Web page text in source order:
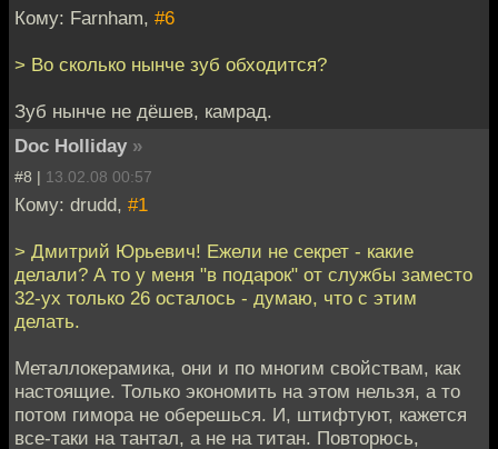
Кому: Farnham, #6
> Во сколько нынче зуб обходится?
Зуб нынче не дёшев, камрад.
Doc Holliday »
#8 | 13.02.08 00:57
Кому: drudd, #1
> Дмитрий Юрьевич! Ежели не секрет - какие
делали? А то у меня "в подарок" от службы заместо
32-ух только 26 осталось - думаю, что с этим
делать.
Металлокерамика, они и по многим свойствам, как
настоящие. Только экономить на этом нельзя, а то
потом гимора не оберешься. И, штифтуют, кажется
все-таки на тантал, а не на титан. Повторюсь,